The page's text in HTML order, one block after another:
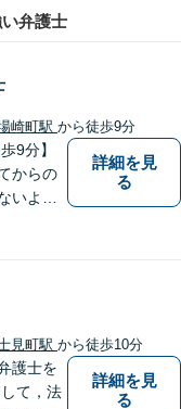
弁護士
崎町駅 から徒歩9分
9分】
からの
いよう
な些細
相談く
年以
詳細を見
る
見町駅 から徒歩10分
護士を
て，法
詳細を見
る